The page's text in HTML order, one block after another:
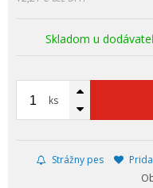
Skladom u
ks
Strážny pes